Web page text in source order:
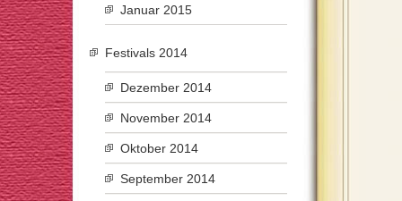
Januar 2015
Festivals 2014
Dezember 2014
November 2014
Oktober 2014
September 2014